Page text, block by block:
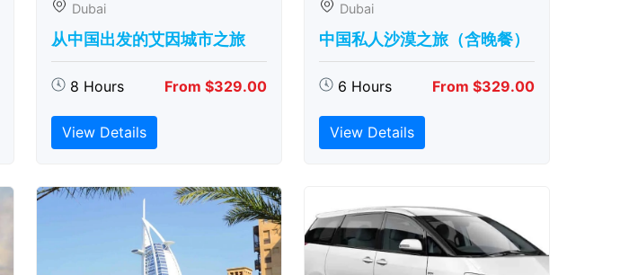
Dubai
从中国出发的艾因城市之旅
8 Hours From $329.00
View Details
Dubai
中国私人沙漠之旅（含晚餐）
6 Hours From $329.00
View Details